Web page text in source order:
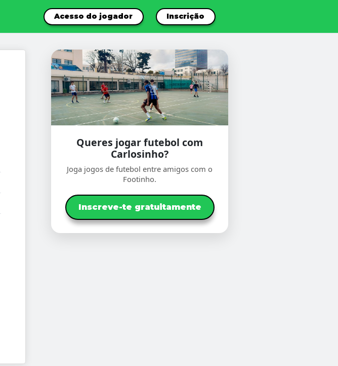
Acesso do jogador Inscrição
Queres jogar futebol com
Carlosinho?
Joga jogos de futebol entre amigos com o
Footinho.
Inscreve-te gratuitamente